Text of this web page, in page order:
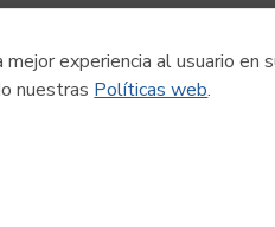
experiencia al usuario en
nuestras Políticas web.